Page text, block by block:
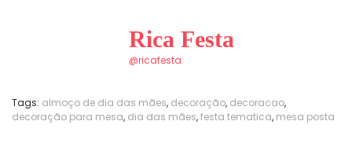
Rica Festa
@ricafesta
Tags: almoço de dia das mães, decoração, decoracao,
decoração para mesa, dia das mães,festa tematica, mesa posta